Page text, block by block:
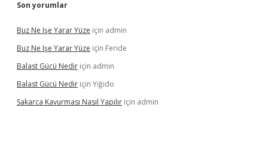
Son yorumlar
Buz Ne Işe Yarar Yüze için admin
Buz Ne Işe Yarar Yüze için Feride
Balast Gücü Nedir için admin
Balast Gücü Nedir için Yiğido
Sakarca Kavurması Nasıl Yapılır için admin